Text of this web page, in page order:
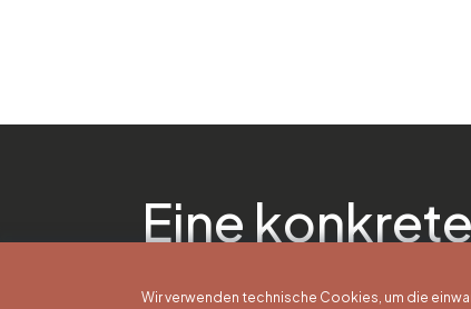
Eine
Wir verwenden technische Cookies, um die